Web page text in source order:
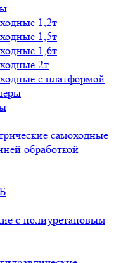
1,2т
1,5т
1,6т
2т
с платформой
самоходные
обработкой
с полиуретановым